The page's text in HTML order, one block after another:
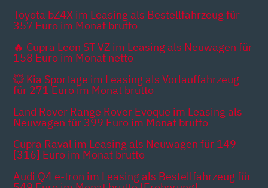
Toyota bZ4X im Leasing als Bestellfahrzeug für
357 Euro im Monat brutto
🔥 Cupra Leon ST VZ im Leasing als Neuwagen für
158 Euro im Monat netto
💥 Kia Sportage im Leasing als Vorlauffahrzeug
für 271 Euro im Monat brutto
Land Rover Range Rover Evoque im Leasing als
Neuwagen für 399 Euro im Monat brutto
Cupra Raval im Leasing als Neuwagen für 149
[316] Euro im Monat brutto
Audi Q4 e-tron im Leasing als Bestellfahrzeug für